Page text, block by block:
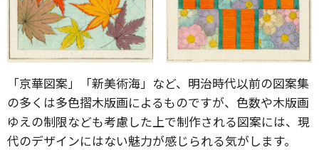
「京華図案」「新美術海」など、明治時代以前の図案集
の多くは多色摺木版画によるものですが、色数や木版画
ゆえの制限なども考慮した上で制作される図案には、現
代のデザインにはない魅力が感じられる気がします。